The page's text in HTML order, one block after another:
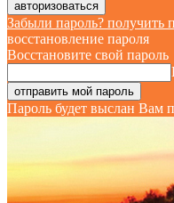
Забыли пароль? получить
восстановление пароля
Восстановите свой пароль
Пароль будет выслан Вам